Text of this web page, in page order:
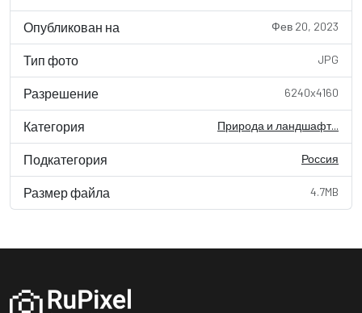
Опубликован на Фев 20, 2023
Тип фото JPG
Разрешение 6240x4160
Категория Природа и ландшафт...
Подкатегория Россия
Размер файла 4.7MB